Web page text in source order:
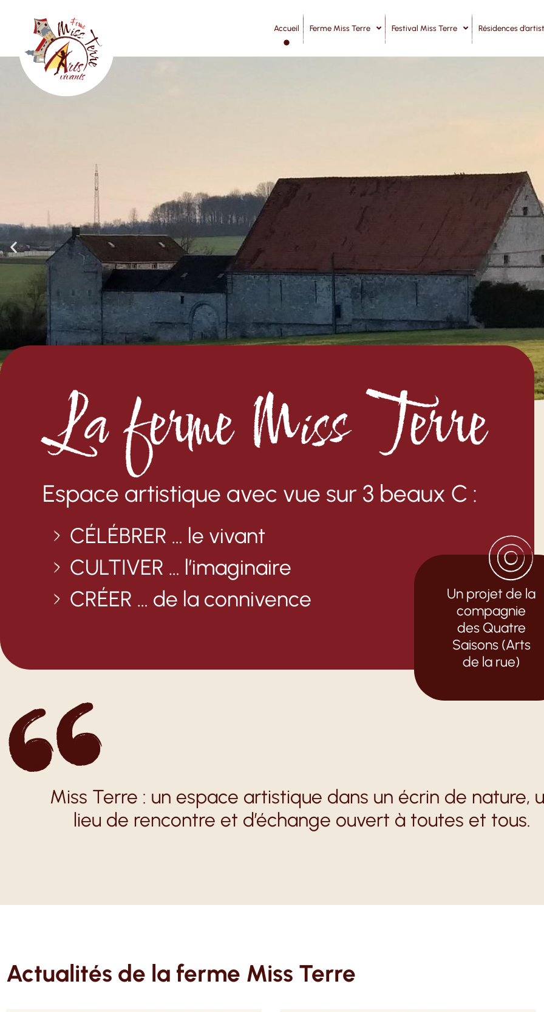
Accueil Ferme Miss Terre Festival Miss Terre Résidences
La ferme Miss Terre
Espace artistique avec vue sur 3 beaux C :
CÉLÉBRER … le vivant
CULTIVER … l’imaginaire
CRÉER … de la connivence
Un projet de la
compagnie
des Quatre
Saisons (Arts
de la rue)
Miss Terre : un espace artistique dans un écrin de nature,
lieu de rencontre et d’échange ouvert à toutes et tous.
Actualités de la ferme Miss Terre